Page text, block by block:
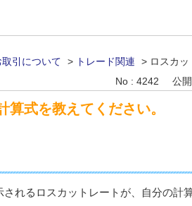
引について > トレード関連 > ロスカッ
No : 4242 公
算式を教えてください。
れるロスカットレートが、自分の計